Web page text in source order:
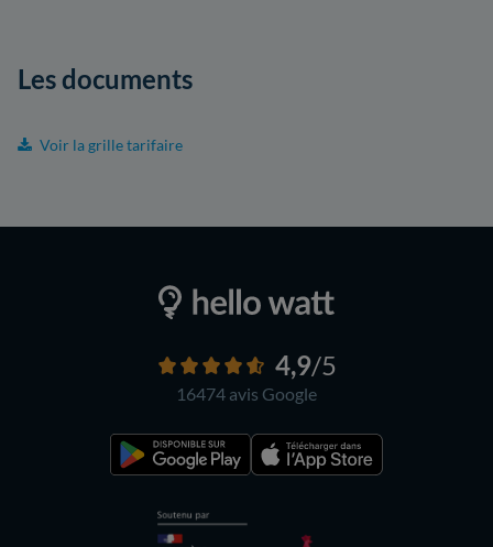
Les documents
Voir la grille tarifaire
4,9/5
16474 avis Google